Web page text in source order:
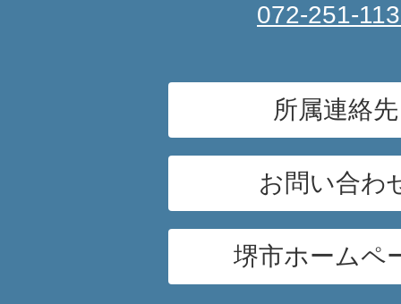
072-251-
所属連絡先
お問い合わ
堺市ホームペ